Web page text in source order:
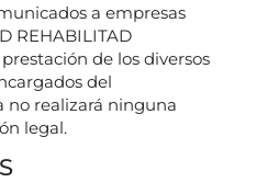
a empresas
REHABILITAD
de los diversos
del
no realizará ninguna
legal.